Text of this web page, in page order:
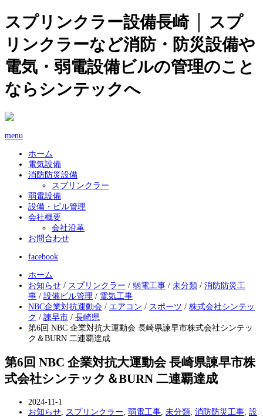
スプリンクラー設備長崎 │ スプ
リンクラーなど消防・防災設備や
電気・弱電設備ビルの管理のこと
ならシンテックへ
menu
ホーム
電気設備
消防防災設備
スプリンクラー
弱電設備
設備・ビル管理
会社概要
会社沿革
お問合わせ
facebook
ホーム
お知らせ / スプリンクラー / 弱電工事 / 未分類 / 消防防災工
事 / 設備ビル管理 / 電気工事
NBC企業対抗運動会 / エアコン / スポーツ / 株式会社シンテッ
ク / 諫早市 / 長崎県
第6回 NBC 企業対抗大運動会 長崎県諫早市株式会社シンテッ
ク＆BURN 二連覇達成
第6回 NBC 企業対抗大運動会 長崎県諫早市株
式会社シンテック＆BURN 二連覇達成
2024-11-1
お知らせ
スプリンクラー 弱電工事 未分類 消防防災工事 設